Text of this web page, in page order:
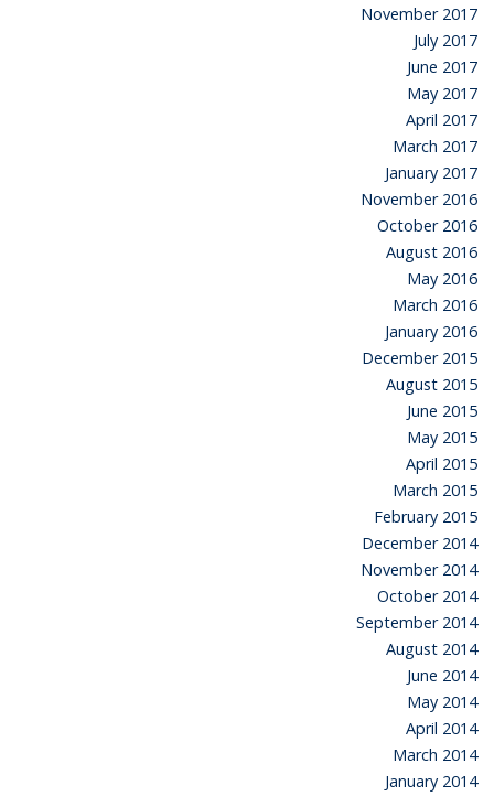
November 2017
July 2017
June 2017
May 2017
April 2017
March 2017
January 2017
November 2016
October 2016
August 2016
May 2016
March 2016
January 2016
December 2015
August 2015
June 2015
May 2015
April 2015
March 2015
February 2015
December 2014
November 2014
October 2014
September 2014
August 2014
June 2014
May 2014
April 2014
March 2014
January 2014